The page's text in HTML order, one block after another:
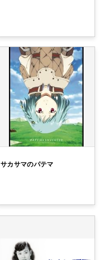
サカサマのパテマ